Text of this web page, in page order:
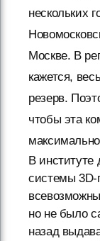
нескольких
Москве. В
кажется,
резерв.
чтобы эта
В институте
системы 3D-
но не было
назад